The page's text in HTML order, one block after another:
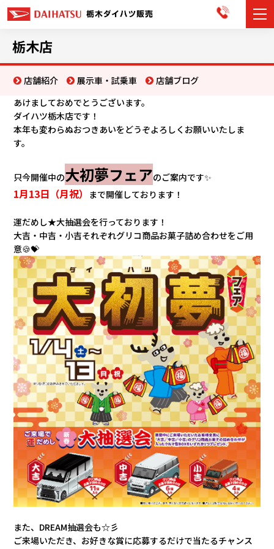
展示車・試乗車
お知らせ
イベント・キャンペーン
ご購入者サポート
アフターサポート
会社情報
カタ
リコ
お問
栃木店
店舗紹介 展示車・試乗車
店舗ブログ
あけましておめでとうございます。
ダイハツ栃木店です！
本年も変わらぬおつきあいをどうぞよろしくお願いいたしま
す。
只今開催中の大初夢フェアのご案内です✨
1月13日（月祝） まで開催しております！
運だめし★大抽選会を行っております！
大吉・中吉・小吉それぞれグリコ商品お菓子詰め合わせをご用
意🍪💝
また、DREAM抽選会も☆彡
ご来場いただき、お好きな賞に応募するだけで当たるチャンス